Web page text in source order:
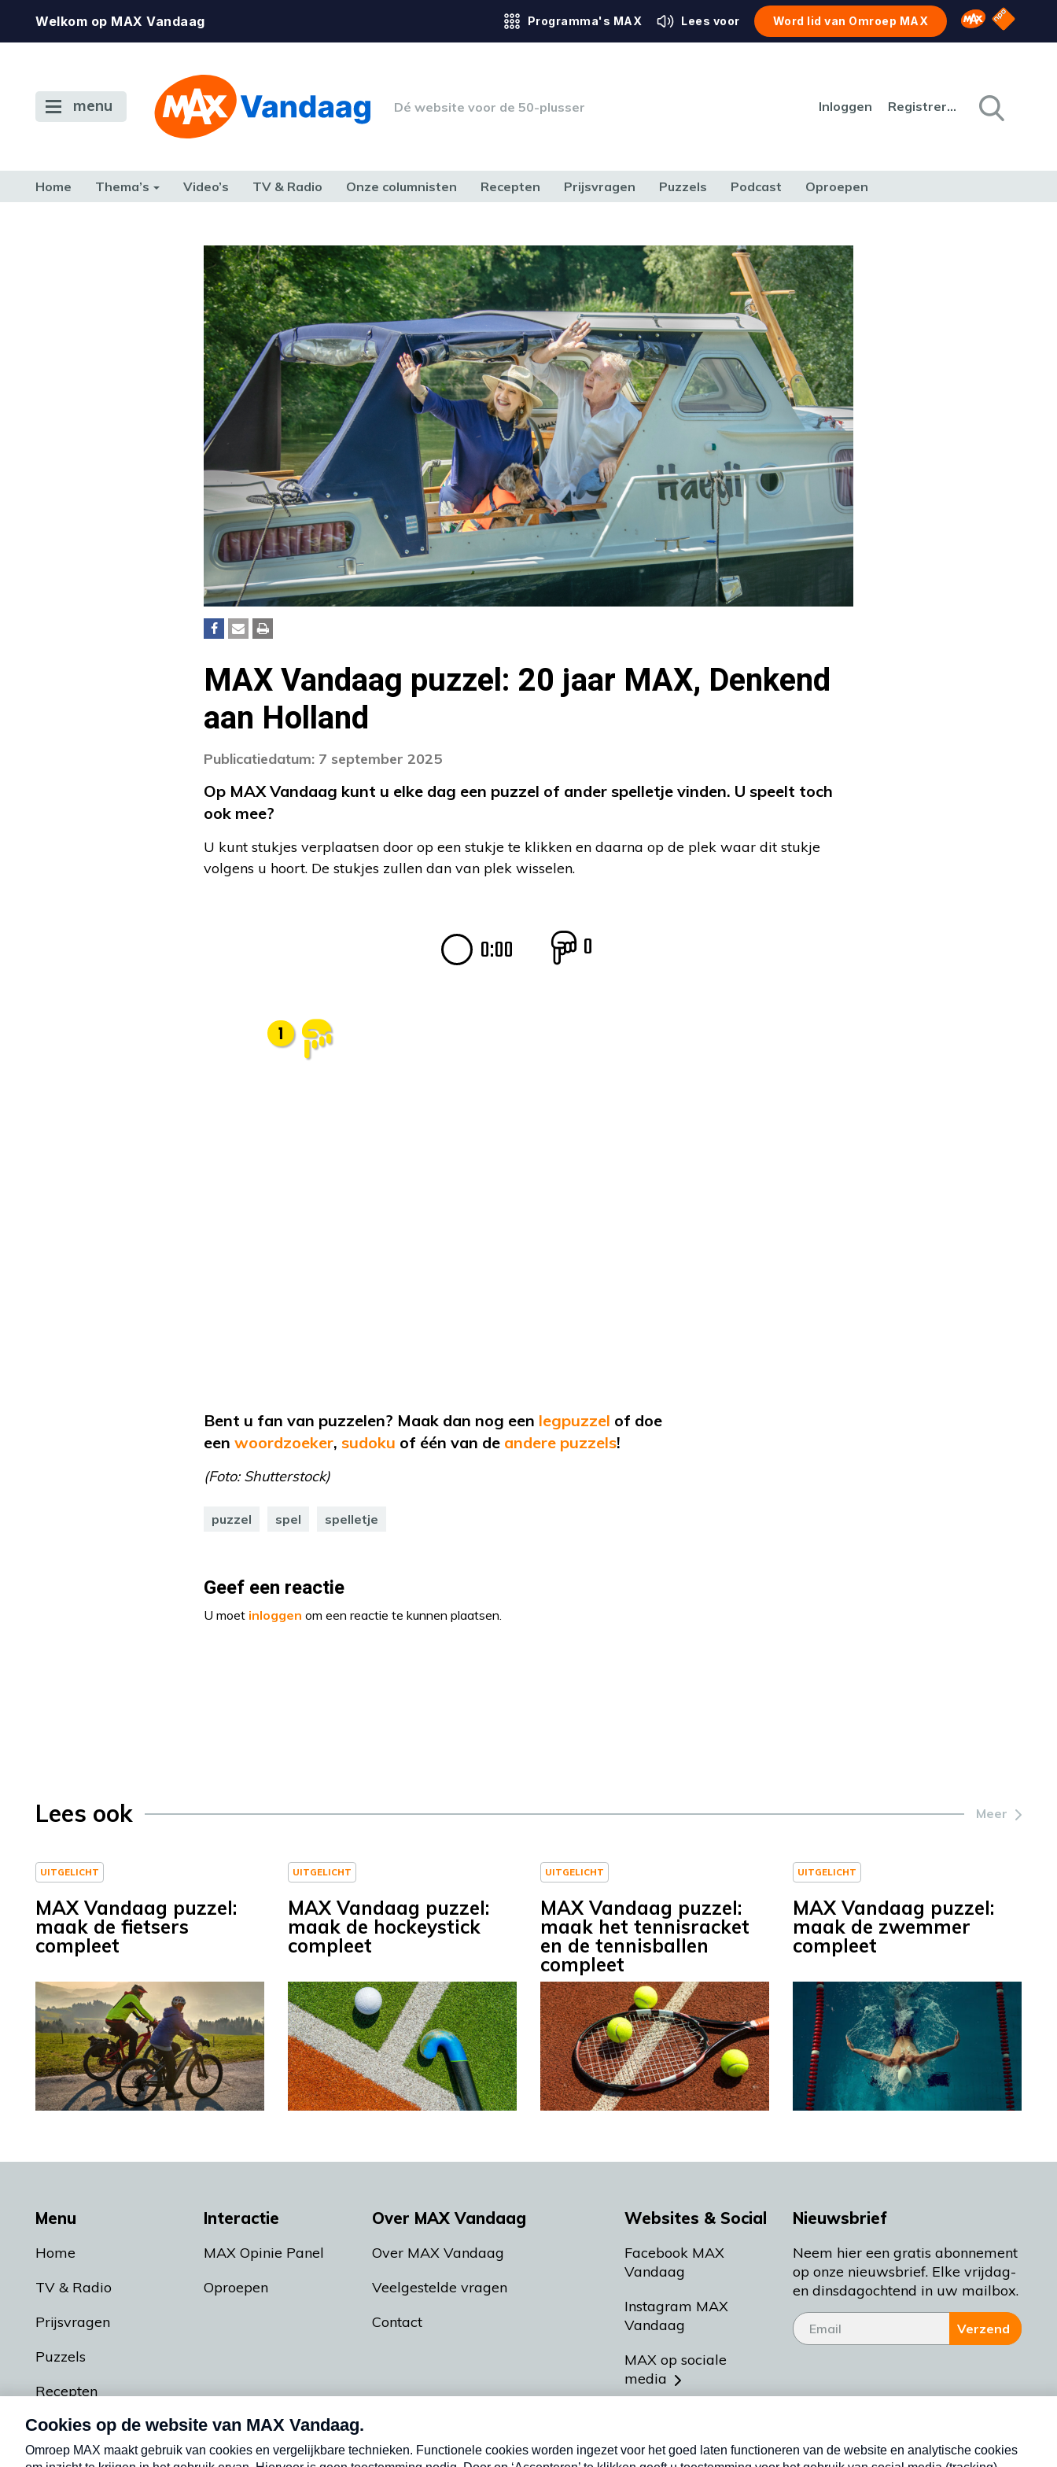
Welkom op MAX Vandaag Programma's MAX Lees voor Word lid van Omroep MAX Omroep MAX
NPO
menu Dé website voor de 50-plusser Inloggen Registreren
Home Thema’s Video’s TV & Radio Onze columnisten Recepten Prijsvragen Puzzels Podcast Oproepen
MAX Vandaag puzzel: 20 jaar MAX, Denkend
aan Holland
Publicatiedatum: 7 september 2025
Op MAX Vandaag kunt u elke dag een puzzel of ander spelletje vinden. U speelt toch
ook mee?
U kunt stukjes verplaatsen door op een stukje te klikken en daarna op de plek waar dit stukje
volgens u hoort. De stukjes zullen dan van plek wisselen.
Bent u fan van puzzelen? Maak dan nog een legpuzzel of doe
een woordzoeker, sudoku of één van de andere puzzels!
(Foto: Shutterstock)
puzzel spel spelletje
Geef een reactie
U moet inloggen om een reactie te kunnen plaatsen.
Lees ook Meer
UITGELICHT
MAX Vandaag puzzel:
maak de fietsers
compleet
UITGELICHT
MAX Vandaag puzzel:
maak de hockeystick
compleet
UITGELICHT
MAX Vandaag puzzel:
maak het tennisracket
en de tennisballen
compleet
UITGELICHT
MAX Vandaag puzzel:
maak de zwemmer
compleet
Menu
Home
TV & Radio
Prijsvragen
Puzzels
Recepten
Podcasts
Interactie
MAX Opinie Panel
Oproepen
Over MAX Vandaag
Over MAX Vandaag
Veelgestelde vragen
Contact
Websites & Social
Facebook MAX
Vandaag
Instagram MAX
Vandaag
MAX op sociale
media
Meldpunt Actueel
Nieuwsbrief
Neem hier een gratis abonnement
op onze nieuwsbrief. Elke vrijdag-
en dinsdagochtend in uw mailbox.
Verzend
Nieuwsbrief